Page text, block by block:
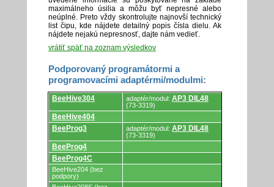
maximálneho úsilia a môžu byť nepresné alebo
neúplné. Preto vždy skontrolujte najnovší technický
list čipu, kde nájdete detailný popis čísla dielu. Ak
nájdete nejakú nepresnosť, dajte nám vedieť.
vrátiť späť na zoznam výsledkov
Podporovaný programátormi a
programovacími adaptérmi/modulmi:
Podporovaný
programátormi
a
programovacími
adaptérmi/modulmi.
BeeHive304 adaptér/modul: AP3 DIL48
(73-3319)
BeeHive404
BeeProg3
adaptér/modul: AP3 DIL48
(73-3319)
BeeProg4
BeeProg4C
BeeHive204 (bez
podpory)